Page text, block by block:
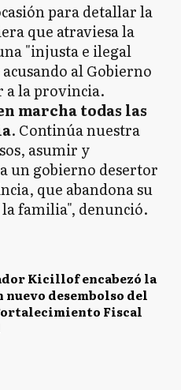
para detallar la
que atraviesa la
"injusta e ilegal
al Gobierno
a la provincia.
marcha todas las
. Continúa nuestra
asumir y
un gobierno desertor
que abandona su
familia", denunció.
Kicillof encabezó la
nuevo desembolso del
Fiscal